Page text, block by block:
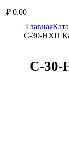
₽ 0.00
Главная
С-30-НХП
С-30-